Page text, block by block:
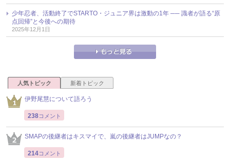
少年忍者、活動終了でSTARTO・ジュニア界は激動の1年 ── 識者が語る“原
点回帰”と今後への期待
2025年12月1日
人気トピック 新着トピック
伊野尾慧について語ろう
238コメント
SMAPの後継者はキスマイで、嵐の後継者はJUMPなの？
214コメント